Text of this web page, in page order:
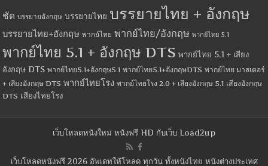
ชัด บรรยายอังกฤษ บรรยายไทย บรรยายไทย + อังกฤษ
บรรยายไทย+อังกฤษ พากย์ไทย พากย์ไทย/อังกฤษ พากย์ไทย 5.1
พากย์ไทย 5.1 + อังกฤษ DTS พากย์ไทย 5.1 + เสียง
อังกฤษ DTS พากย์ไทย5.1+อังกฤษ5.1 พากย์ไทย5.1+อังกฤษDTS พากย์ไทย มาสเตอร์
+ เสียงอังกฤษ DTS พากย์ไทยโรง พากย์ไทยโรง 2.0 + เสียงอังกฤษ 5.1 เสียงอังกฤษ
DTS เสียงไทยโรง
เว็บโหลดหนังใหม่ หนังฟรี HD กับเว็บ Load2up
เว็บโหลดหนังฟรี 2026 อัพเดทให้โหลด ทุกวัน ทั้งหนังไทย หนังต่างประเทศ